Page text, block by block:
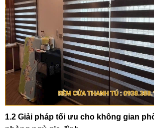
1.2 Giải pháp tối ưu cho không gian